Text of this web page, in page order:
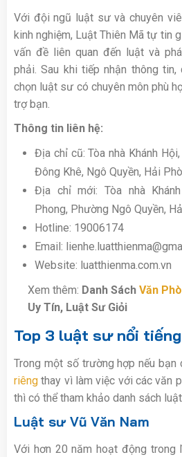
Với đội ngũ luật sư và chuyên
kinh nghiệm, Luật Thiên Mã tự tin
vấn đề liên quan đến luật và
phải. Sau khi tiếp nhận thông
chọn luật sư có chuyên môn phù
trợ bạn.
Thông tin liên hệ:
Địa chỉ cũ: Tòa nhà Khánh
Đông Khê, Ngô Quyền, Hải
Địa chỉ mới: Tòa nhà
Phong, Phường Ngô Quyền,
Hotline: 19006174
Email:
Website: luatthienma.com.vn
Xem thêm: Danh Sách Văn
Uy Tín, Luật Sư Giỏi
Top 3 luật sư nổi
Trong một số trường hợp nếu bạn
riêng thay vì làm việc với các văn
thì có thể tham khảo danh sách
Luật sư Vũ Văn Nam
Với hơn 20 năm hoạt động trong